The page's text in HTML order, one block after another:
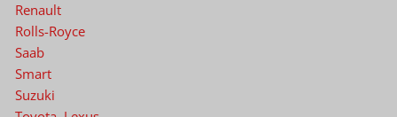
Renault
Rolls-Royce
Saab
Smart
Suzuki